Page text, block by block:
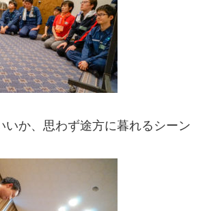
いか、思わず途方に暮れるシーン